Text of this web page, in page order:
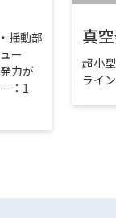
揺動部
ー
力が
：1
真
超小
ライ